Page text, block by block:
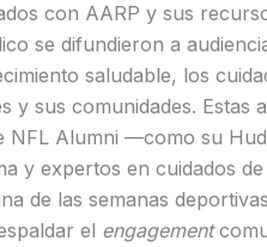
con AARP y sus
se difundieron a
saludable, los
y sus comunidades. Estas
NFL Alumni —como su
y expertos en cuidados
de las semanas
el engagement